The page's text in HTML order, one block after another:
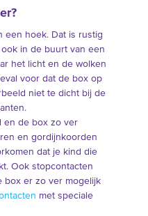
een hoek. Dat is rustig
in de buurt van een
het licht en de wolken
voor dat de box op
niet te dicht bij de
en de box zo ver
en gordijnkoorden
dat je kind die
Ook stopcontacten
box er zo ver mogelijk
met speciale